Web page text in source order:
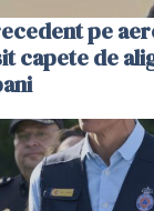
pe
capete de